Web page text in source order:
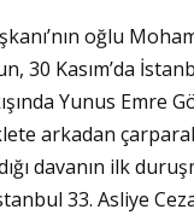
oğlu
30 Kasım’da
Yunus Emre
arkadan
davanın ilk
33. Asliye